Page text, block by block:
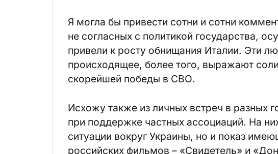
Я могла бы привести сотни и сотни
не согласных с политикой государства,
привели к росту обнищания Италии. Эти
происходящее, более того, выражают
скорейшей победы в СВО.
Исхожу также из личных встреч в разных
при поддержке частных ассоциаций. На
ситуации вокруг Украины, но и показ
российских фильмов – «Свидетель» и